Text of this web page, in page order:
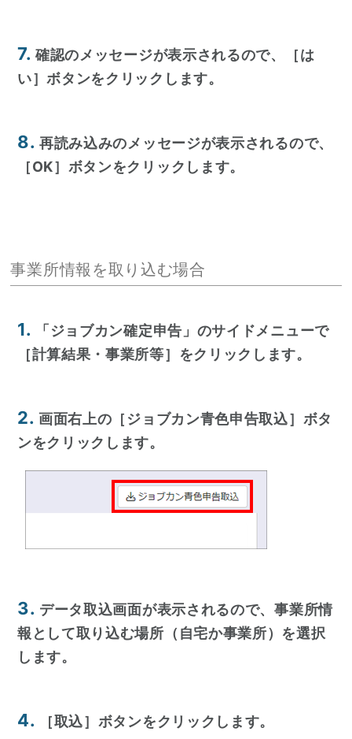
7. 確認のメッセージが表示されるので、［は
い］ボタンをクリックします。
8. 再読み込みのメッセージが表示されるので、
［OK］ボタンをクリックします。
事業所情報を取り込む場合
1.
「ジョブカン確定申告」のサイドメニューで
［計算結果・事業所等］をクリックします。
2. 画面右上の［ジョブカン青色申告取込］ボタ
ンをクリックします。
3. データ取込画面が表示されるので、事業所情
報として取り込む場所（自宅か事業所）を選択
します。
4. ［取込］ボタンをクリックします。